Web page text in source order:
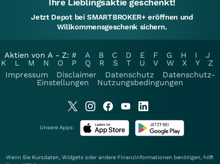
Ihre Lieblingsaktie geschenkt!
Jetzt Depot bei SMARTBROKER+ eröffnen und
Willkommensgeschenk sichern.
Aktien von A - Z: # A B C D E F G H I
J
K
L M N O P Q R S T U V W X Y
Z
Impressum
Disclaimer Datenschutz
Datenschutz-
Einstellungen
Nutzungsbedingungen
Unsere Apps:
Wenn Sie Kursdaten, Widgets oder andere Finanzinformationen benötigen, hilft